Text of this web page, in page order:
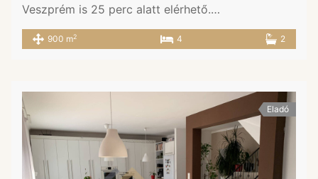
Veszprém is 25 perc alatt elérhető.…
900 m2 4 2
Eladó